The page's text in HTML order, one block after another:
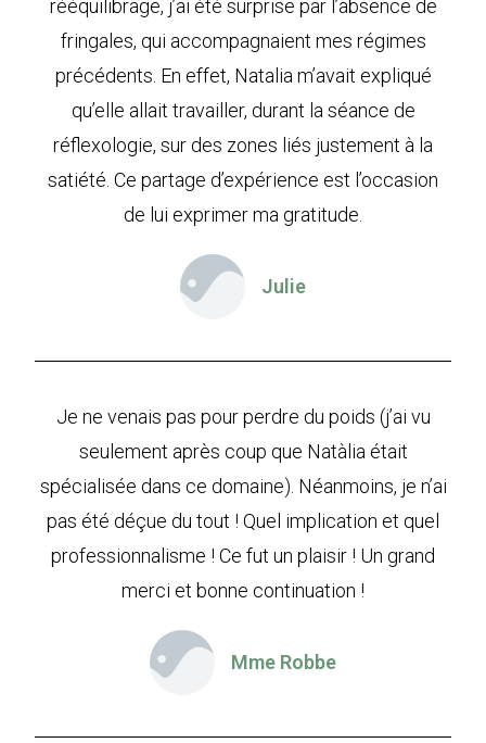
rééquilibrage, j’ai été surprise par l’absence de
fringales, qui accompagnaient mes régimes
précédents. En effet, Natalia m’avait expliqué
qu’elle allait travailler, durant la séance de
réflexologie, sur des zones liés justement à la
satiété. Ce partage d’expérience est l’occasion
de lui exprimer ma gratitude.
Julie
Je ne venais pas pour perdre du poids (j’ai vu
seulement après coup que Natàlia était
spécialisée dans ce domaine). Néanmoins, je n’ai
pas été déçue du tout ! Quel implication et quel
professionnalisme ! Ce fut un plaisir ! Un grand
merci et bonne continuation !
Mme Robbe